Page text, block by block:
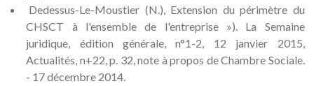
Dedessus-Le-Moustier (N.), Extension du périmètre du
CHSCT à l'ensemble de l'entreprise »). La Semaine
juridique, édition générale, n°1-2, 12 janvier 2015,
Actualités, n+22, p. 32, note à propos de Chambre Sociale.
- 17 décembre 2014.